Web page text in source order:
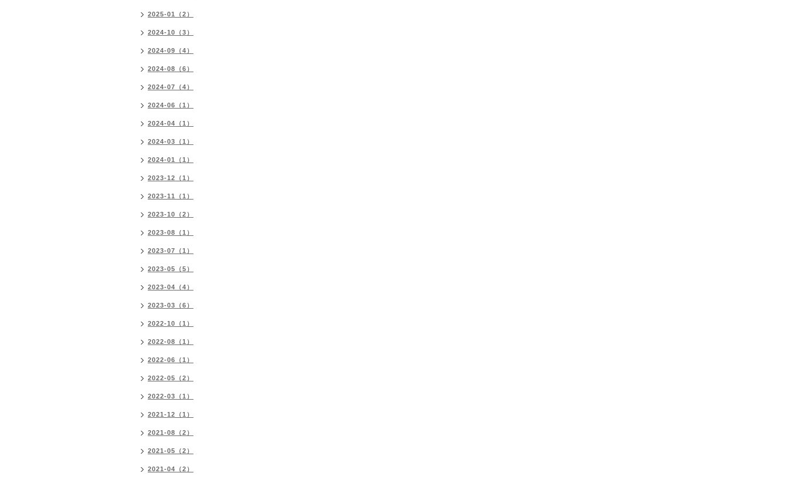
2025-01（2）
2024-10（3）
2024-09（4）
2024-08（6）
2024-07（4）
2024-06（1）
2024-04（1）
2024-03（1）
2024-01（1）
2023-12（1）
2023-11（1）
2023-10（2）
2023-08（1）
2023-07（1）
2023-05（5）
2023-04（4）
2023-03（6）
2022-10（1）
2022-08（1）
2022-06（1）
2022-05（2）
2022-03（1）
2021-12（1）
2021-08（2）
2021-05（2）
2021-04（2）